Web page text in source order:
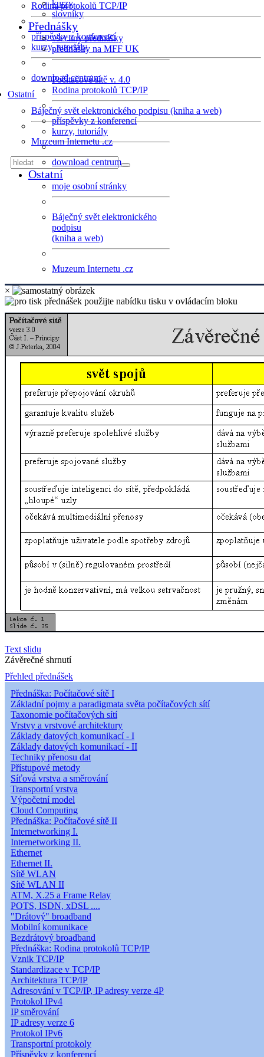
Rodina protokolů TCP/IP
příspěvky z konferencí
kurzy, tutoriály
download centrum
Ostatní
Báječný svět elektronického podpisu (kniha a web)
Muzeum Internetu .cz
kurzy
slovníky
Přednášky
všechny přednášky
přednášky na MFF UK
Počítačové sítě v. 4.0
Rodina protokolů TCP/IP
příspěvky z konferencí
kurzy, tutoriály
download centrum
Ostatní
moje osobní stránky
Báječný svět elektronického
podpisu
(kniha a web)
Muzeum Internetu .cz
×
Text slidu
Závěrečné shrnutí
Přehled přednášek
Přednáška: Počítačové sítě I
Základní pojmy a paradigmata světa počítačových sítí
Taxonomie počítačových sítí
Vrstvy a vrstvové architektury
Základy datových komunikací - I
Základy datových komunikací - II
Techniky přenosu dat
Přístupové metody
Síťová vrstva a směrování
Transportní vrstva
Výpočetní model
Cloud Computing
Přednáška: Počítačové sítě II
Internetworking I.
Internetworking II.
Ethernet
Ethernet II.
Sítě WLAN
Sítě WLAN II
ATM, X.25 a Frame Relay
POTS, ISDN, xDSL ....
"Drátový" broadband
Mobilní komunikace
Bezdrátový broadband
Přednáška: Rodina protokolů TCP/IP
Vznik TCP/IP
Standardizace v TCP/IP
Architektura TCP/IP
Adresování v TCP/IP, IP adresy verze 4P
Protokol IPv4
IP směrování
IP adresy verze 6
Protokol IPv6
Transportní protokoly
Příspěvky z konferencí